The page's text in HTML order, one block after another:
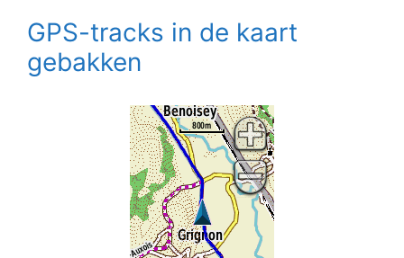
GPS-tracks in de kaart
gebakken